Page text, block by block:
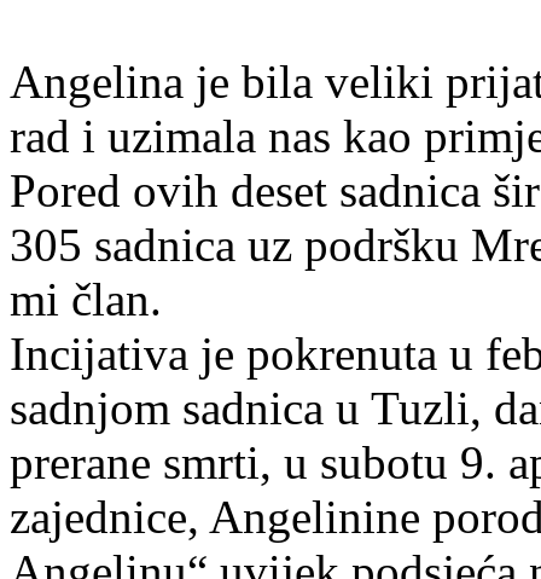
Angelina je bila veliki
rad i uzimala nas kao
Pored ovih deset sadnica
305 sadnica uz podršku
mi član.
Incijativa je pokrenuta u
sadnjom sadnica u Tuzli,
prerane smrti, u subotu 9.
zajednice, Angelinine